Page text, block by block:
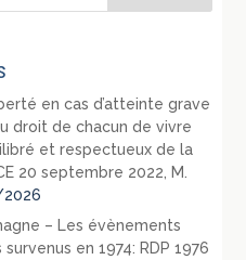
en cas d’atteinte grave
droit de chacun de vivre
et respectueux de la
20 septembre 2022, M.
– Les évènements
en 1974: RDP 1976